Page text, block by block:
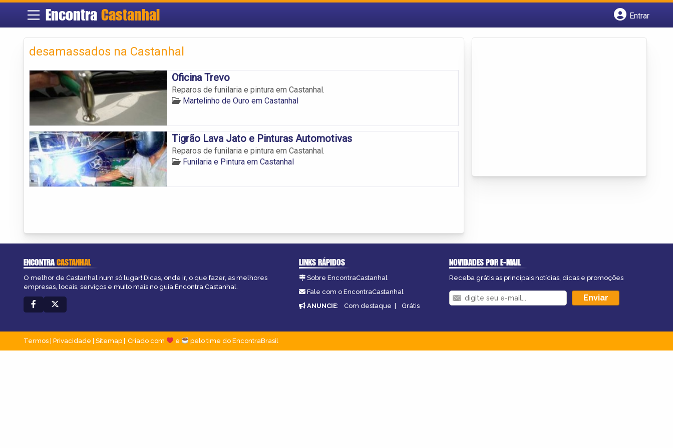
Encontra Castanhal
Entrar
desamassados na Castanhal
Oficina Trevo
Reparos de funilaria e pintura em Castanhal.
Martelinho de Ouro em Castanhal
Tigrão Lava Jato e Pinturas Automotivas
Reparos de funilaria e pintura em Castanhal.
Funilaria e Pintura em Castanhal
ENCONTRACASTANHAL
O melhor de Castanhal num só lugar! Dicas, onde ir, o que fazer, as melhores
empresas, locais, serviços e muito mais no guia Encontra Castanhal.
LINKS RÁPIDOS
Sobre EncontraCastanhal
Fale com o EncontraCastanhal
ANUNCIE: Com destaque | Grátis
NOVIDADES POR E-MAIL
Receba grátis as principais notícias, dicas e promoções
Termos Privacidade Sitemap Criado com e pelo time do EncontraBrasil